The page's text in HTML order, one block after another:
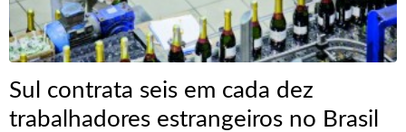
Sul contrata seis em cada dez
trabalhadores estrangeiros no Brasil